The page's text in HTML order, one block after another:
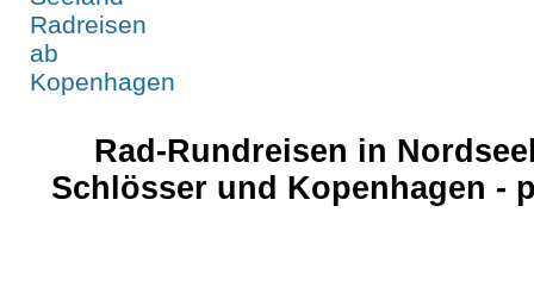
Rad-Rundreisen in
Schlösser und Kopenhagen -